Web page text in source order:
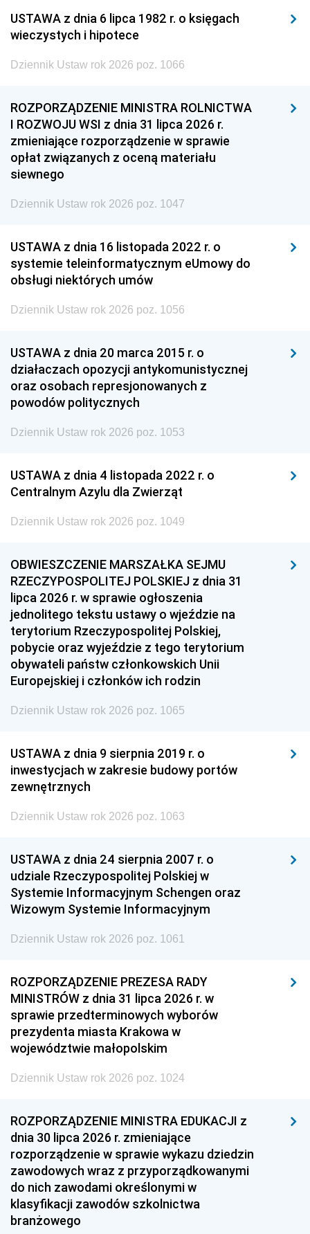
USTAWA z dnia 6 lipca 1982 r. o księgach
wieczystych i hipotece
Dziennik Ustaw rok 2026 poz. 1066
ROZPORZĄDZENIE MINISTRA ROLNICTWA
I ROZWOJU WSI z dnia 31 lipca 2026 r.
zmieniające rozporządzenie w sprawie
opłat związanych z oceną materiału
siewnego
Dziennik Ustaw rok 2026 poz. 1047
USTAWA z dnia 16 listopada 2022 r. o
systemie teleinformatycznym eUmowy do
obsługi niektórych umów
Dziennik Ustaw rok 2026 poz. 1056
USTAWA z dnia 20 marca 2015 r. o
działaczach opozycji antykomunistycznej
oraz osobach represjonowanych z
powodów politycznych
Dziennik Ustaw rok 2026 poz. 1053
USTAWA z dnia 4 listopada 2022 r. o
Centralnym Azylu dla Zwierząt
Dziennik Ustaw rok 2026 poz. 1049
OBWIESZCZENIE MARSZAŁKA SEJMU
RZECZYPOSPOLITEJ POLSKIEJ z dnia 31
lipca 2026 r. w sprawie ogłoszenia
jednolitego tekstu ustawy o wjeździe na
terytorium Rzeczypospolitej Polskiej,
pobycie oraz wyjeździe z tego terytorium
obywateli państw członkowskich Unii
Europejskiej i członków ich rodzin
Dziennik Ustaw rok 2026 poz. 1065
USTAWA z dnia 9 sierpnia 2019 r. o
inwestycjach w zakresie budowy portów
zewnętrznych
Dziennik Ustaw rok 2026 poz. 1063
USTAWA z dnia 24 sierpnia 2007 r. o
udziale Rzeczypospolitej Polskiej w
Systemie Informacyjnym Schengen oraz
Wizowym Systemie Informacyjnym
Dziennik Ustaw rok 2026 poz. 1061
ROZPORZĄDZENIE PREZESA RADY
MINISTRÓW z dnia 31 lipca 2026 r. w
sprawie przedterminowych wyborów
prezydenta miasta Krakowa w
województwie małopolskim
Dziennik Ustaw rok 2026 poz. 1024
ROZPORZĄDZENIE MINISTRA EDUKACJI z
dnia 30 lipca 2026 r. zmieniające
rozporządzenie w sprawie wykazu dziedzin
zawodowych wraz z przyporządkowanymi
do nich zawodami określonymi w
klasyfikacji zawodów szkolnictwa
branżowego